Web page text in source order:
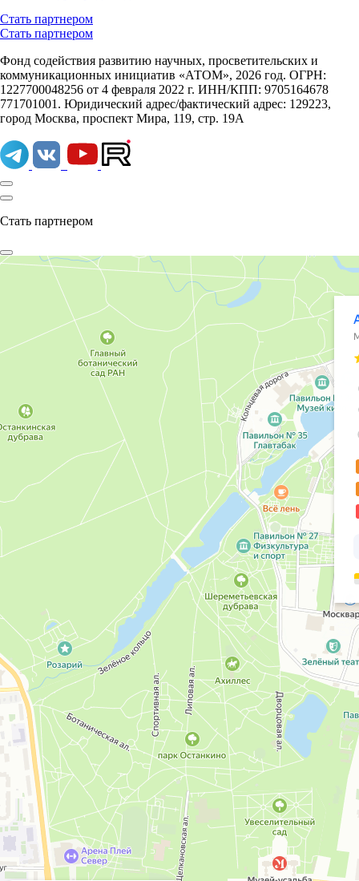
Стать партнером
Стать партнером
Фонд содействия развитию научных, просветительских и
коммуникационных инициатив «АТОМ», 2026 год. ОГРН:
1227700048256 от 4 февраля 2022 г. ИНН/КПП: 9705164678
771701001. Юридический адрес/фактический адрес: 129223,
город Москва, проспект Мира, 119, стр. 19А
Стать партнером